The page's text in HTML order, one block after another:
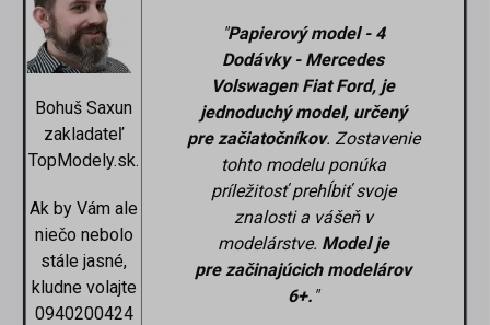
Bohuš Saxun
zakladateľ
TopModely.sk.
Ak by Vám ale
niečo nebolo
stále jasné,
kludne volajte
0940200424
"Papierový model - 4
Dodávky - Mercedes
Volswagen Fiat Ford, je
jednoduchý model, určený
pre začiatočníkov. Zostavenie
tohto modelu ponúka
príležitosť prehĺbiť svoje
znalosti a vášeň v
modelárstve. Model je
pre začinajúcich modelárov
6+. "